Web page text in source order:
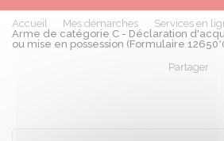
Accueil Mes démarches
Services en
Arme de catégorie C - Déclaration
ou mise en possession (Formulaire
Partager